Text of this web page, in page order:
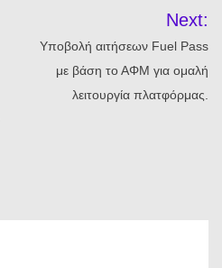
Next:
Υποβολή αιτήσεων Fuel Pass
με βάση το ΑΦΜ για ομαλή
λειτουργία πλατφόρμας.